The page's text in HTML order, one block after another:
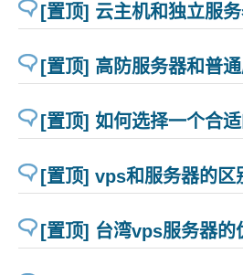
[置顶] 云主机和独立服务
[置顶] 高防服务器和普
[置顶] 如何选择一个合
[置顶] vps和服务器的区
[置顶] 台湾vps服务器的